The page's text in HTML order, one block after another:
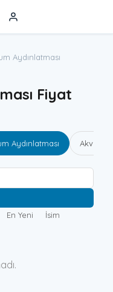
Aydınlatması
Fiyat
Aydınlatması
En Yeni İsim